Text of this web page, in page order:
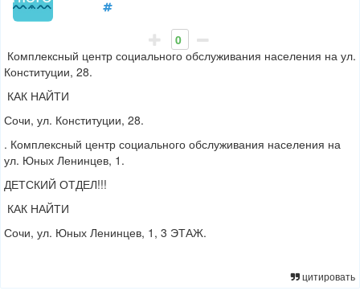
0
Комплексный центр социального обслуживания населения на ул.
Конституции, 28.
КАК НАЙТИ
Сочи, ул. Конституции, 28.
. Комплексный центр социального обслуживания населения на
ул. Юных Ленинцев, 1.
ДЕТСКИЙ ОТДЕЛ!!!
КАК НАЙТИ
Сочи, ул. Юных Ленинцев, 1, 3 ЭТАЖ.
цитировать